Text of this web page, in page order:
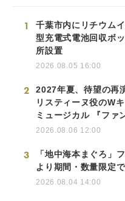
1
千葉市内にリチウム
型充電式電池回収ボ
所設置
2026.08.05 16:00
2
2027年夏、待望の再
リスティーヌ役のW
ミュージカル 『ファ
2026.08.06 12:00
3
「地中海本まぐろ」
より期間・数量限定
2026.08.04 14:00